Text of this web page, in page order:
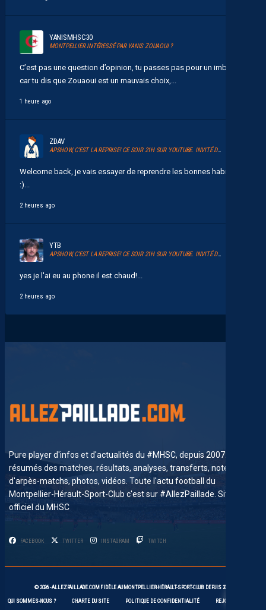
YANISMHSC30
MONTPELLIER INTÉRESSÉ PAR YANIS ZOUAOUI ?
C’est pas une question d’opinion, tu passes pas pour un imbecile
car tu dis que Zouaoui est un mauvais choix,...
1 heure ago
ZDAV
APSHOW, C’EST LA REPRISE! CE SOIR 21H SUR YOUTUBE. INVITÉ DAVID GLUZMAN DE L’AFTER FOOT.
Welcome back, je vais essayer de reprendre les bonnes habitudes
:)...
2 heures ago
YTB
APSHOW, C’EST LA REPRISE! CE SOIR 21H SUR YOUTUBE. INVITÉ DAVID GLUZMAN DE L’AFTER FOOT.
yes je l'ai eu au phone il est chaud!...
2 heures ago
Pure player d'infos et d'actualités du #MHSC, depuis 2007. News,
résumés des matches, résultats, analyses, transferts, notes
d'arpès-matchs, photos, vidéos. Toute l'actu football du
Montpellier-Hérault-Sport-Club c'est sur #AllezPaillade. Site non-
officiel du MHSC
FACEBOOK TWITTER INSTAGRAM TWITCH
© 2026 -ALLEZPAILLADE.COM FIDÈLE AUMONTPELLIER-HÉRAULT-SPORT-CLUB DEPUIS 2007
QUI SOMMES-NOUS ? CHARTE DU SITE POLITIQUE DE CONFIDENTIALITÉ REJOIGNEZ-NOUS !